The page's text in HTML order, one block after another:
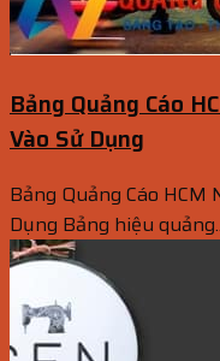
Bảng Quảng Cáo
Vào Sử Dụng
Bảng Quảng Cáo HCM
Dụng Bảng hiệu